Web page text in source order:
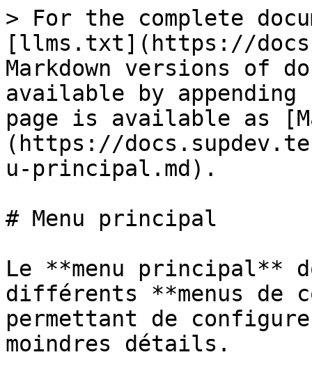
> For the complete
[llms.txt](https://
Markdown versions of
available by
page is available as
(https://
u-principal.md).
# Menu principal
Le **menu principal**
différents **menus de
permettant de
moindres détails.